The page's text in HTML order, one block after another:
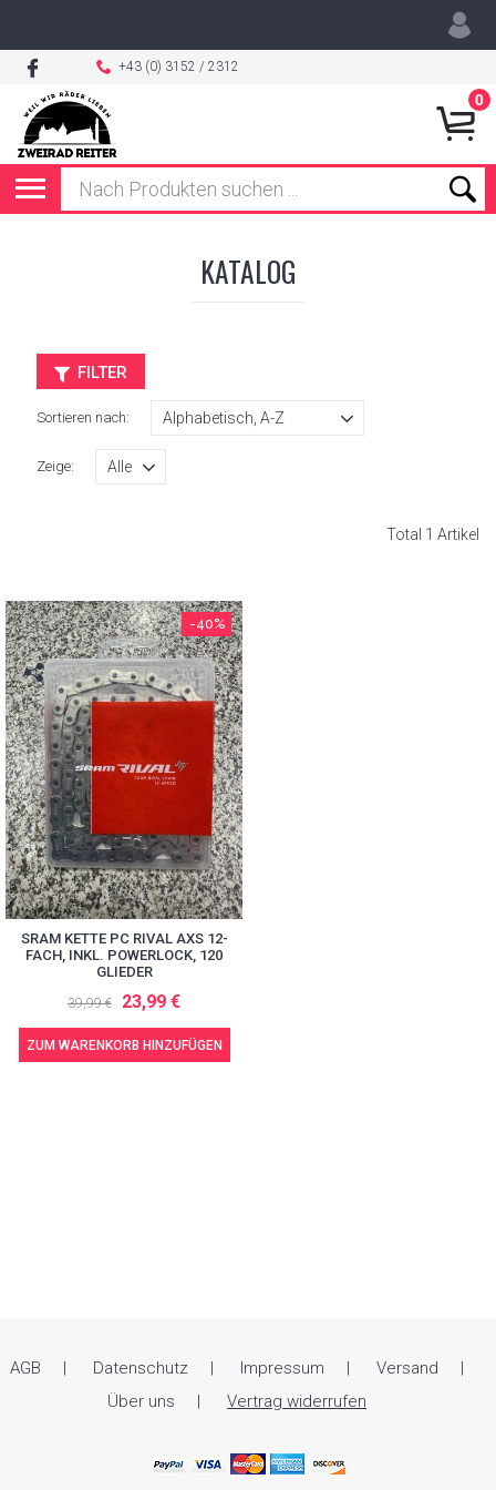
+43 (0) 3152 / 2312
0
KATALOG
FILTER
Sortieren nach:
Zeige:
Total 1 Artikel
-40%
SRAM KETTE PC RIVAL AXS 12-
FACH, INKL. POWERLOCK, 120
GLIEDER
39,99 € 23,99 €
ZUM WARENKORB HINZUFÜGEN
AGB Datenschutz Impressum
Versand
Über uns
Vertrag widerrufen